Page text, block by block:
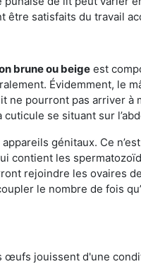
être satisfaits du travail
brune ou beige est
Évidemment, le
ne pourront pas arriver à
se situant sur
génitaux. Ce
contient les
rejoindre les ovaires
le nombre de fois
œufs jouissent d'une